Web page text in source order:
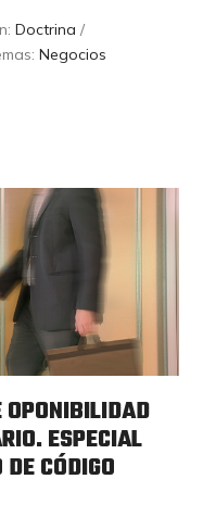
Doctrina /
Negocios
OPONIBILIDAD
ESPECIAL
CÓDIGO